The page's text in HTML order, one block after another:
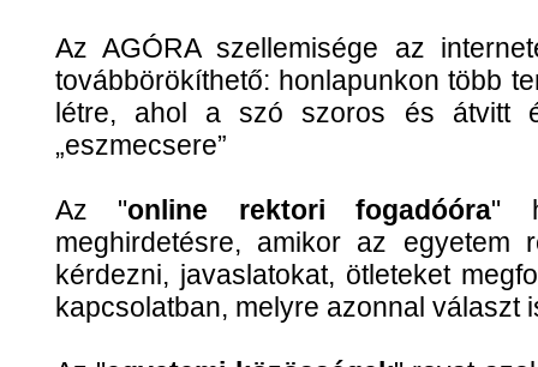
Az AGÓRA szellemisége az
továbbörökíthető: honlapunkon több
létre, ahol a szó szoros és átvitt
„eszmecsere”
Az "online rektori fogadóóra"
meghirdetésre, amikor az egyetem
kérdezni, javaslatokat, ötleteket
kapcsolatban, melyre azonnal választ